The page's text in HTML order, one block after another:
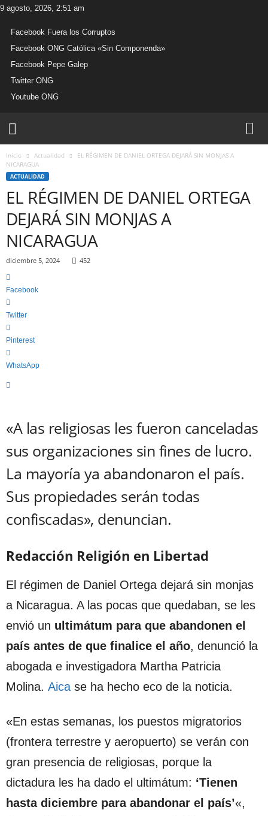
9 agosto, 2026, 2:51 am
Facebook Fuera los Corruptos
Facebook ONG Católica «Sin Componenda»
Facebook Pepe Galep
Twitter ONG
Youtube ONG
b
Inicio Actualidad
EL RÉGIMEN DE DANIEL ORTEGA DEJARÁ SIN MONJAS A
NICARAGUA
ACTUALIDAD
EL RÉGIMEN DE DANIEL ORTEGA
DEJARÁ SIN MONJAS A
NICARAGUA
diciembre 5, 2024 452
Facebook
Twitter
Pinterest
WhatsApp
«A las religiosas les fueron canceladas
sus organizaciones sin fines de lucro.
La mayoría ya abandonaron el país.
Sus propiedades serán todas
confiscadas», denuncian.
Redacción Religión en Libertad
El régimen de Daniel Ortega dejará sin monjas
a Nicaragua. A las pocas que quedaban, se les
envió un ultimátum para que abandonen el
país antes de que finalice el año, denunció la
abogada e investigadora Martha Patricia
Molina. Aica se ha hecho eco de la noticia.
«En estas semanas, los puestos migratorios
(frontera terrestre y aeropuerto) se verán con
gran presencia de religiosas, porque la
dictadura les ha dado el ultimátum: ‘Tienen
hasta diciembre para abandonar el país’«,